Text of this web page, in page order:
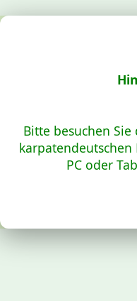
Bitte besuchen Sie
PC oder